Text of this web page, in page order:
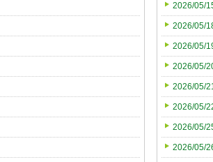
2026/05/
2026/05/
2026/05/
2026/05/
2026/05/21
2026/05/
2026/05/
2026/05/